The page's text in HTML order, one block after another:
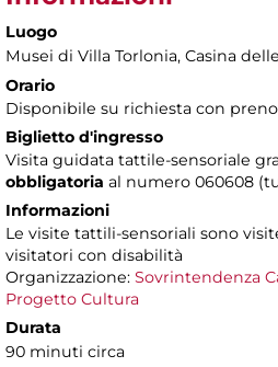
Luogo
Musei di Villa Torlonia, Casina
Orario
Disponibile su richiesta con
Biglietto d'ingresso
Visita guidata tattile-sensoriale
obbligatoria al numero 060608
Informazioni
Le visite tattili-sensoriali sono
visitatori con disabilità
Organizzazione: Sovrintendenza
Progetto Cultura
Durata
90 minuti circa